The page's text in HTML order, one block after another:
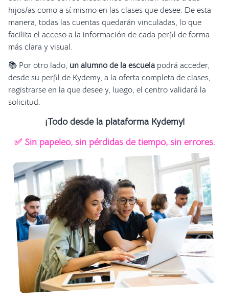
hijos/as como a sí mismo en las clases que desee. De esta
manera, todas las cuentas quedarán vinculadas, lo que
facilita el acceso a la información de cada perfil de forma
más clara y visual.
📚 Por otro lado, un alumno de la escuela podrá acceder,
desde su perfil de Kydemy, a la oferta completa de clases,
registrarse en la que desee y, luego, el centro validará la
solicitud.
¡Todo desde la plataforma Kydemy!
✅ Sin papeleo, sin pérdidas de tiempo, sin errores.